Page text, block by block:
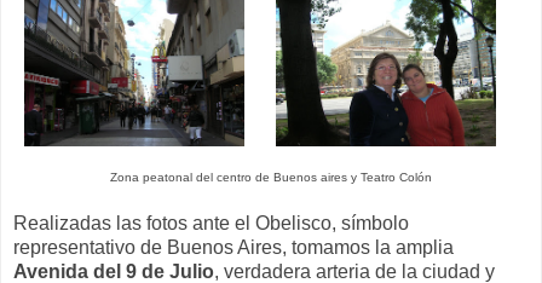
Zona peatonal del centro de Buenos aires y Teatro Colón
Realizadas las fotos ante el Obelisco, símbolo
representativo de Buenos Aires, tomamos la amplia
Avenida del 9 de Julio, verdadera arteria de la ciudad y